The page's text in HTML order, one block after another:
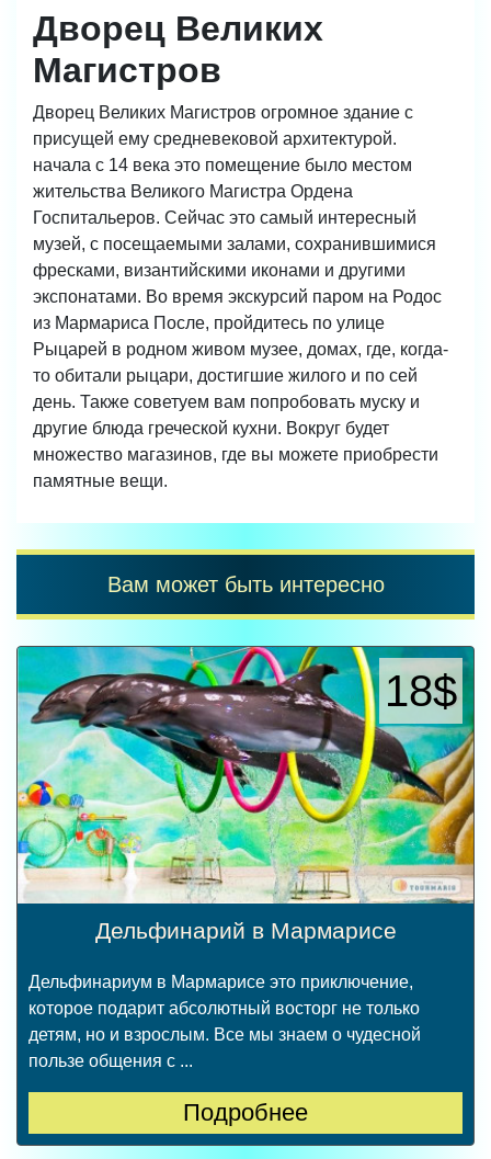
Дворец Великих
Магистров
Дворец Великих Магистров огромное здание с
присущей ему средневековой архитектурой.
начала с 14 века это помещение было местом
жительства Великого Магистра Ордена
Госпитальеров. Сейчас это самый интересный
музей, с посещаемыми залами, сохранившимися
фресками, византийскими иконами и другими
экспонатами. Во время экскурсий паром на Родос
из Мармариса После, пройдитесь по улице
Рыцарей в родном живом музее, домах, где, когда-
то обитали рыцари, достигшие жилого и по сей
день. Также советуем вам попробовать муску и
другие блюда греческой кухни. Вокруг будет
множество магазинов, где вы можете приобрести
памятные вещи.
Вам может быть интересно
18$
Дельфинарий в Мармарисе
Дельфинариум в Мармарисе это приключение,
которое подарит абсолютный восторг не только
детям, но и взрослым. Все мы знаем о чудесной
пользе общения с ...
Подробнее